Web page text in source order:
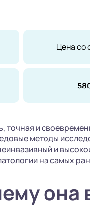
Цена со
и
методы
и
на самых
она